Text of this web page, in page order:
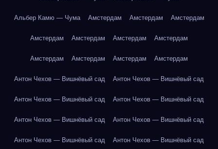
Альбер Камю — Чума Амстердам Амстердам Амстердам
Амстердам Амстердам Амстердам Амстердам
Амстердам Амстердам Амстердам Амстердам
Антон Чехов — Вишнёвый сад Антон Чехов — Вишнёвый сад
Антон Чехов — Вишнёвый сад Антон Чехов — Вишнёвый сад
Антон Чехов — Вишнёвый сад Антон Чехов — Вишнёвый сад
Антон Чехов — Вишнёвый сад Антон Чехов — Вишнёвый сад